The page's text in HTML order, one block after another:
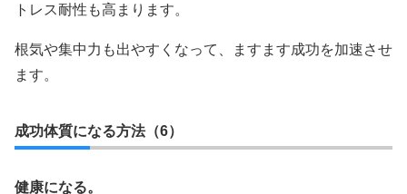
トレス耐性も高まります。
根気や集中力も出やすくなって、ますます成功を加速させ
ます。
成功体質になる方法（6）
健康になる。